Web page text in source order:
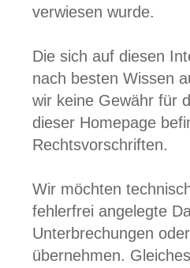
verwiesen wurde.
Die sich auf diesen
nach besten Wissen
wir keine Gewähr für
dieser Homepage
Rechtsvorschriften.
Wir möchten
fehlerfrei angelegte
Unterbrechungen
übernehmen.